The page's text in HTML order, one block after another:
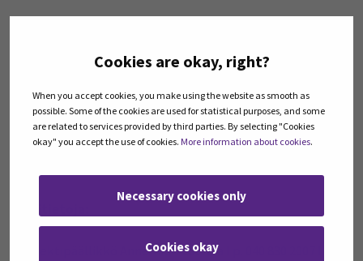
Cookies are okay, right?
When you accept cookies, you make using the website as smooth as
possible. Some of the cookies are used for statistical purposes, and some
are related to services provided by third parties. By selecting "Cookies
okay" you accept the use of cookies. More information about cookies.
Necessary cookies only
Cookies okay
Työ tapahtuma-alalla8.5. klo 14–15, Teams-
Tapahtumatuotannon ABC 11.5. klo 14–16, Teams-
Osallistuminen:Ilmoittautuneet saavat sähköpostitse
kutsun ja Teams-linkin pari päivää ennen koulutuksen
Projektipäällikkö Anne-Mari Latvala I p. 040 830 2007 I